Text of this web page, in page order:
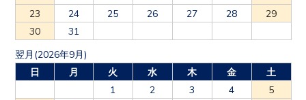
23
24 25 26 27 28
29
30
31
翌月(2026年9月)
日
月 火 水 木 金
土
1
2 3 4
5